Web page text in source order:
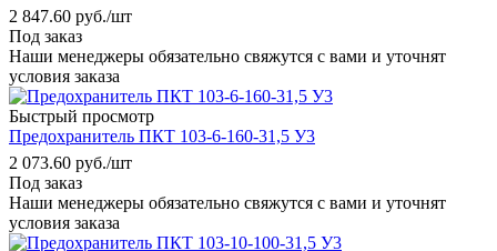
2 847.60 руб./шт
Под заказ
Наши менеджеры обязательно свяжутся с вами и уточнят
условия заказа
Быстрый просмотр
Предохранитель ПКТ 103-6-160-31,5 У3
2 073.60 руб./шт
Под заказ
Наши менеджеры обязательно свяжутся с вами и уточнят
условия заказа